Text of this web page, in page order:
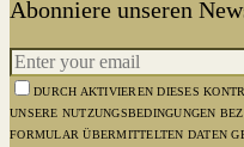
Abonniere unseren
DURCH AKTIVIEREN DIESES
UNSERE NUTZUNGSBEDINGUNGEN
FORMULAR ÜBERMITTELTEN DATEN